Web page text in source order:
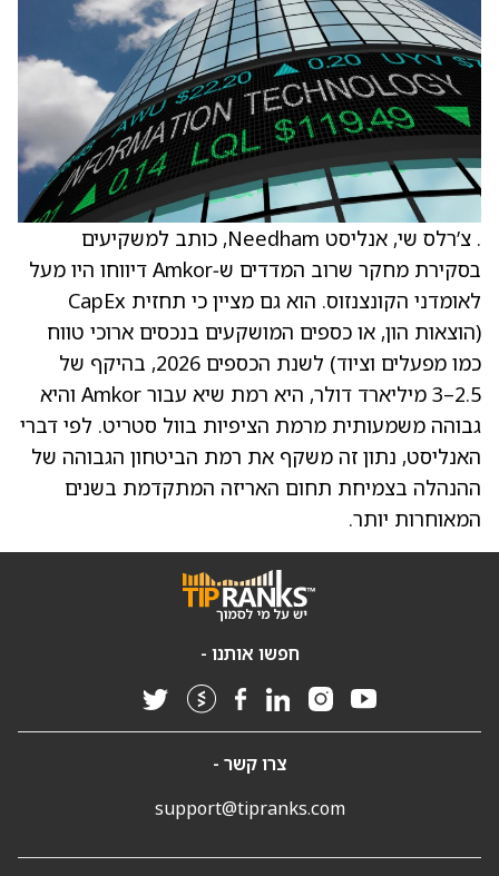
. צ’רלס שי, אנליסט Needham, כותב למשקיעים
בסקירת מחקר שרוב המדדים ש‑Amkor דיווחו היו מעל
לאומדני הקונצנזוס. הוא גם מציין כי תחזית CapEx
‏(הוצאות הון, או כספים המושקעים בנכסים ארוכי טווח
כמו מפעלים וציוד) לשנת הכספים 2026, בהיקף של
2.5–3 מיליארד דולר, היא רמת שיא עבור Amkor והיא
גבוהה משמעותית מרמת הציפיות בוול סטריט. לפי דברי
האנליסט, נתון זה משקף את רמת הביטחון הגבוהה של
ההנהלה בצמיחת תחום האריזה המתקדמת בשנים
המאוחרות יותר.
חפשו אותנו -
צרו קשר -
support@tipranks.com